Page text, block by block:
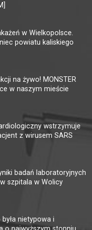
w Wielkopolsce.
powiatu kaliskiego
na żywo! MONSTER
w naszym mieście
wstrzymuje
z wirusem SARS
badań laboratoryjnych
szpitala w Wolicy
nietypowa i